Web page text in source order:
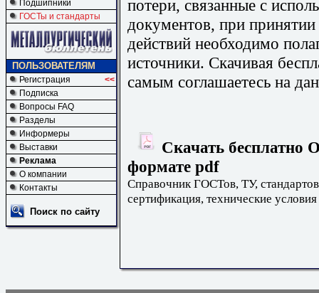
Подшипники
ГОСТы и стандарты
ПОЛЬЗОВАТЕЛЯМ
Регистрация
<<
Подписка
Вопросы FAQ
Разделы
Информеры
Выставки
Реклама
О компании
Контакты
Поиск по сайту
потери, связанные с
документов, при
действий необходимо
источники. Скачивая
самым соглашаетесь на
Скачать бесплатно
формате pdf
Справочник ГОСТов, ТУ,
сертификация, технические условия